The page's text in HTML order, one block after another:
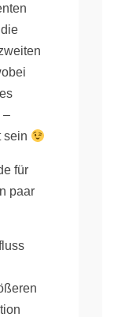
–
sein
für
paar